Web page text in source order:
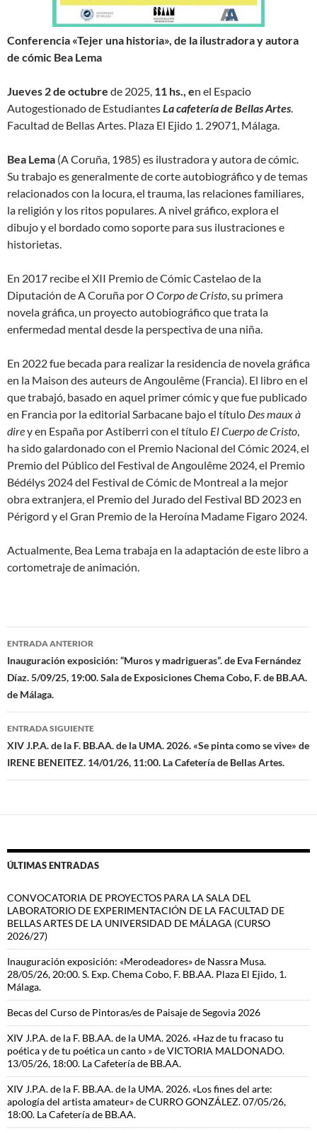
Conferencia «Tejer una historia», de la ilustradora y autora
de cómic Bea Lema
Jueves 2 de octubre de 2025, 11 hs., en el Espacio
Autogestionado de EstudiantesLa cafetería de Bellas Artes.
Facultad de Bellas Artes. Plaza El Ejido 1. 29071, Málaga.
Bea Lema (A Coruña, 1985) es ilustradora y autora de cómic.
Su trabajo es generalmente de corte autobiográfico y de temas
relacionados con la locura, el trauma, las relaciones familiares,
la religión y los ritos populares. A nivel gráfico, explora el
dibujo y el bordado como soporte para sus ilustraciones e
historietas.
En 2017 recibe el XII Premio de Cómic Castelao de la
Diputación de A Coruña porO Corpo de Cristo, su primera
novela gráfica, un proyecto autobiográfico que trata la
enfermedad mental desde la perspectiva de una niña.
En 2022 fue becada para realizar la residencia de novela gráfica
en la Maison des auteurs de Angoulême (Francia). El libro en el
que trabajó, basado en aquel primer cómic y que fue publicado
en Francia por la editorial Sarbacane bajo el título Des maux à
direy en España por Astiberri con el título El Cuerpo de Cristo,
ha sido galardonado con el Premio Nacional del Cómic 2024, el
Premio del Público del Festival de Angoulême 2024, el Premio
Bédélys 2024 del Festival de Cómic de Montreal a la mejor
obra extranjera, el Premio del Jurado del Festival BD 2023 en
Périgord y el Gran Premio de la Heroína Madame Figaro 2024.
Actualmente, Bea Lema trabaja en la adaptación de este libro a
cortometraje de animación.
Navegación
de
entradas
ENTRADA ANTERIOR
Inauguración exposición: “Muros y madrigueras”. de Eva Fernández
Díaz. 5/09/25, 19:00. Sala de Exposiciones Chema Cobo, F. de BB.AA.
de Málaga.
ENTRADA SIGUIENTE
XIV J.P.A. de la F. BB.AA. de la UMA. 2026. «Se pinta como se vive» de
IRENE BENEITEZ. 14/01/26, 11:00. La Cafetería de Bellas Artes.
ÚLTIMAS ENTRADAS
CONVOCATORIA DE PROYECTOS PARA LA SALA DEL
LABORATORIO DE EXPERIMENTACIÓN DE LA FACULTAD DE
BELLAS ARTES DE LA UNIVERSIDAD DE MÁLAGA (CURSO
2026/27)
Inauguración exposición: «Merodeadores» de Nassra Musa.
28/05/26, 20:00. S. Exp. Chema Cobo, F. BB.AA. Plaza El Ejido, 1.
Málaga.
Becas del Curso de Pintoras/es de Paisaje de Segovia 2026
XIV J.P.A. de la F. BB.AA. de la UMA. 2026. «Haz de tu fracaso tu
poética y de tu poética un canto » de VICTORIA MALDONADO.
13/05/26, 18:00. La Cafetería de BB.AA.
XIV J.P.A. de la F. BB.AA. de la UMA. 2026. «Los fines del arte:
apología del artista amateur» de CURRO GONZÁLEZ. 07/05/26,
18:00. La Cafetería de BB.AA.